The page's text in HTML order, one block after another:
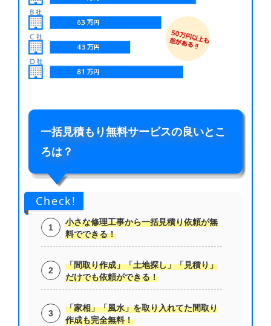
一括見積もり無料サービスの良いとこ
ろは？
Check!
小さな修理工事から一括見積り依頼が無
料でできる！
「間取り作成」「土地探し」「見積り」
だけでも依頼ができる！
「家相」「風水」を取り入れてた間取り
作成も完全無料！